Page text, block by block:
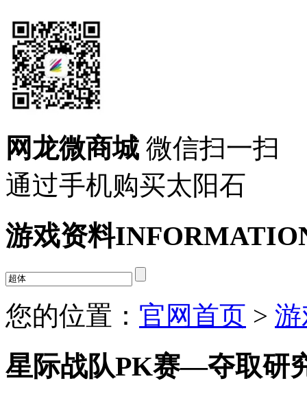
网龙微商城 微信扫一扫
通过手机购买太阳石
游戏资料
您的位置： 官网首页 >
星际战队PK赛—夺取研